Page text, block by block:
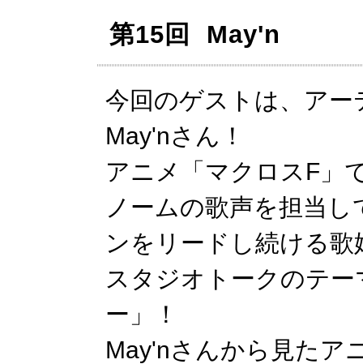
第15回 May'n
今回のゲストは、アー
May'nさん！
アニメ「マクロスF」
ノームの歌声を担当し
ンをリードし続ける歌
スタジオトークのテ
ー」！
May'nさんから見たア